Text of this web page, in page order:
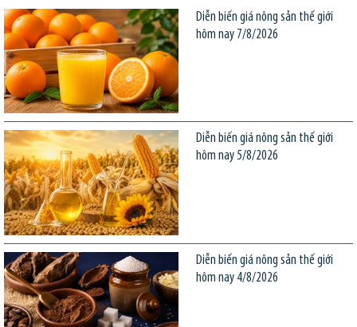
Diễn biến giá nông sản thế giới
hôm nay 7/8/2026
Diễn biến giá nông sản thế giới
hôm nay 5/8/2026
Diễn biến giá nông sản thế giới
hôm nay 4/8/2026